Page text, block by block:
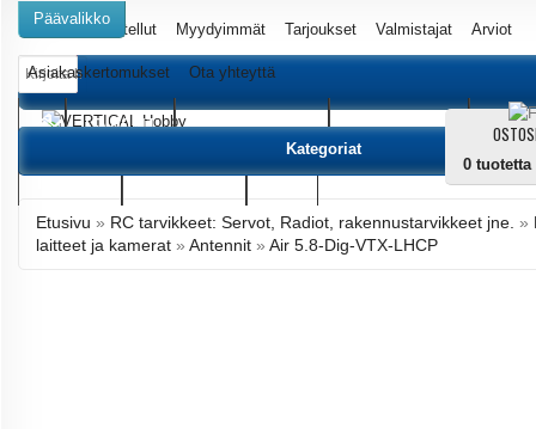
0 tuotetta
Haku
Uutta Suositellut Myydyimmät Tarjoukset Valmistajat Arviot
Asiakaskertomukset Ota yhteyttä
Päävalikko
LENNOKIT MULTIKOPTERIT HELIKOPTERIT
ROBOTIT
TARVIKKEET INFO
Kategoriat
Etusivu » RC tarvikkeet: Servot, Radiot, rakennustarvikkeet jne. »
laitteet ja kamerat » Antennit » Air 5.8-Dig-VTX-LHCP